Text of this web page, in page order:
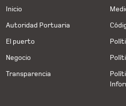
Inicio
Autoridad Portuaria
El puerto
Negocio
Transparencia